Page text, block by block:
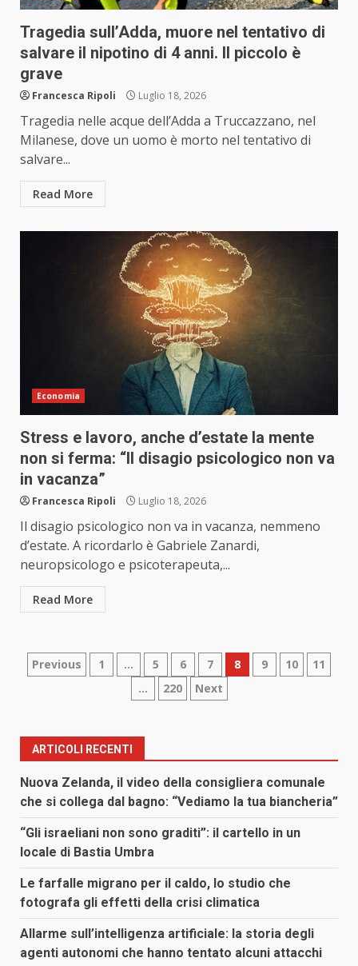
Tragedia sull’Adda, muore nel tentativo di
salvare il nipotino di 4 anni. Il piccolo è
grave
Francesca Ripoli Luglio 18, 2026
Tragedia nelle acque dell’Adda a Truccazzano, nel
Milanese, dove un uomo è morto nel tentativo di
salvare...
Read More
Economia
Stress e lavoro, anche d’estate la mente
non si ferma: “Il disagio psicologico non va
in vacanza”
Francesca Ripoli Luglio 18, 2026
Il disagio psicologico non va in vacanza, nemmeno
d’estate. A ricordarlo è Gabriele Zanardi,
neuropsicologo e psicoterapeuta,...
Read More
Paginazione
articoli
Previous 1 … 5 6 7 8 9 10
11
…
220 Next
ARTICOLI RECENTI
Nuova Zelanda, il video della consigliera comunale
che si collega dal bagno: “Vediamo la tua biancheria”
“Gli israeliani non sono graditi”: il cartello in un
locale di Bastia Umbra
Le farfalle migrano per il caldo, lo studio che
fotografa gli effetti della crisi climatica
Allarme sull’intelligenza artificiale: la storia degli
agenti autonomi che hanno tentato alcuni attacchi